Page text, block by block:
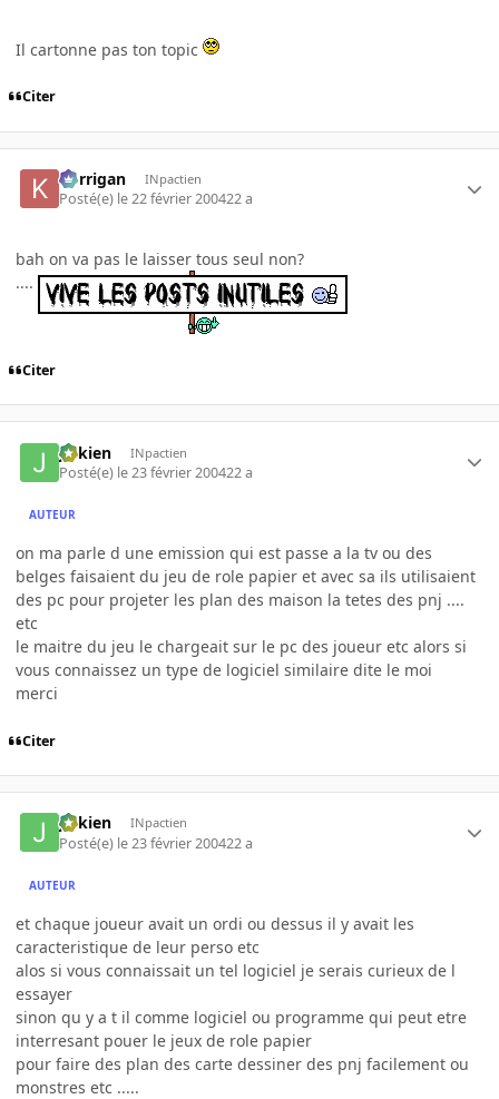
Il cartonne pas ton topic
Citer
korrigan INpactien
Posté(e) le 22 février 200422 a
bah on va pas le laisser tous seul non?
....
Citer
julkien INpactien
Posté(e) le 23 février 200422 a
AUTEUR
on ma parle d une emission qui est passe a la tv ou des
belges faisaient du jeu de role papier et avec sa ils utilisaient
des pc pour projeter les plan des maison la tetes des pnj ....
etc
le maitre du jeu le chargeait sur le pc des joueur etc alors si
vous connaissez un type de logiciel similaire dite le moi
merci
Citer
julkien INpactien
Posté(e) le 23 février 200422 a
AUTEUR
et chaque joueur avait un ordi ou dessus il y avait les
caracteristique de leur perso etc
alos si vous connaissait un tel logiciel je serais curieux de l
essayer
sinon qu y a t il comme logiciel ou programme qui peut etre
interresant pouer le jeux de role papier
pour faire des plan des carte dessiner des pnj facilement ou
monstres etc .....